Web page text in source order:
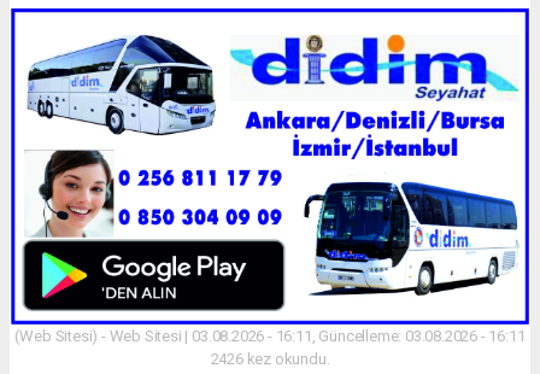
(Web Sitesi) - Web Sitesi | 03.08.2026 - 16:11, Güncelleme: 03.08.2026 - 16:11
2426 kez okundu.